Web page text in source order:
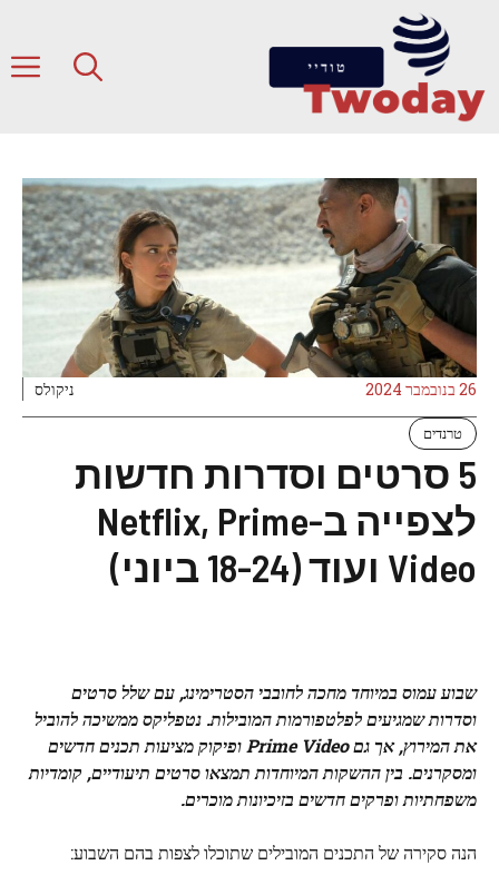
26 בנובמבר 2024 ניקולס
טרנדים
‏5 סרטים וסדרות חדשות
לצפייה ב-Netflix, Prime
Video ועוד (18-24 ביוני)
שבוע עמוס במיוחד מחכה לחובבי הסטרימינג, עם שלל סרטים
וסדרות שמגיעים לפלטפורמות המובילות. נטפליקס ממשיכה להוביל
את המירוץ, אך גם Prime Video ופיקוק מציעות תכנים חדשים
ומסקרנים. בין ההשקות המיוחדות תמצאו סרטים תיעודיים, קומדיות
משפחתיות ופרקים חדשים בזיכיונות מוכרים.
הנה סקירה של התכנים המובילים שתוכלו לצפות בהם השבוע: